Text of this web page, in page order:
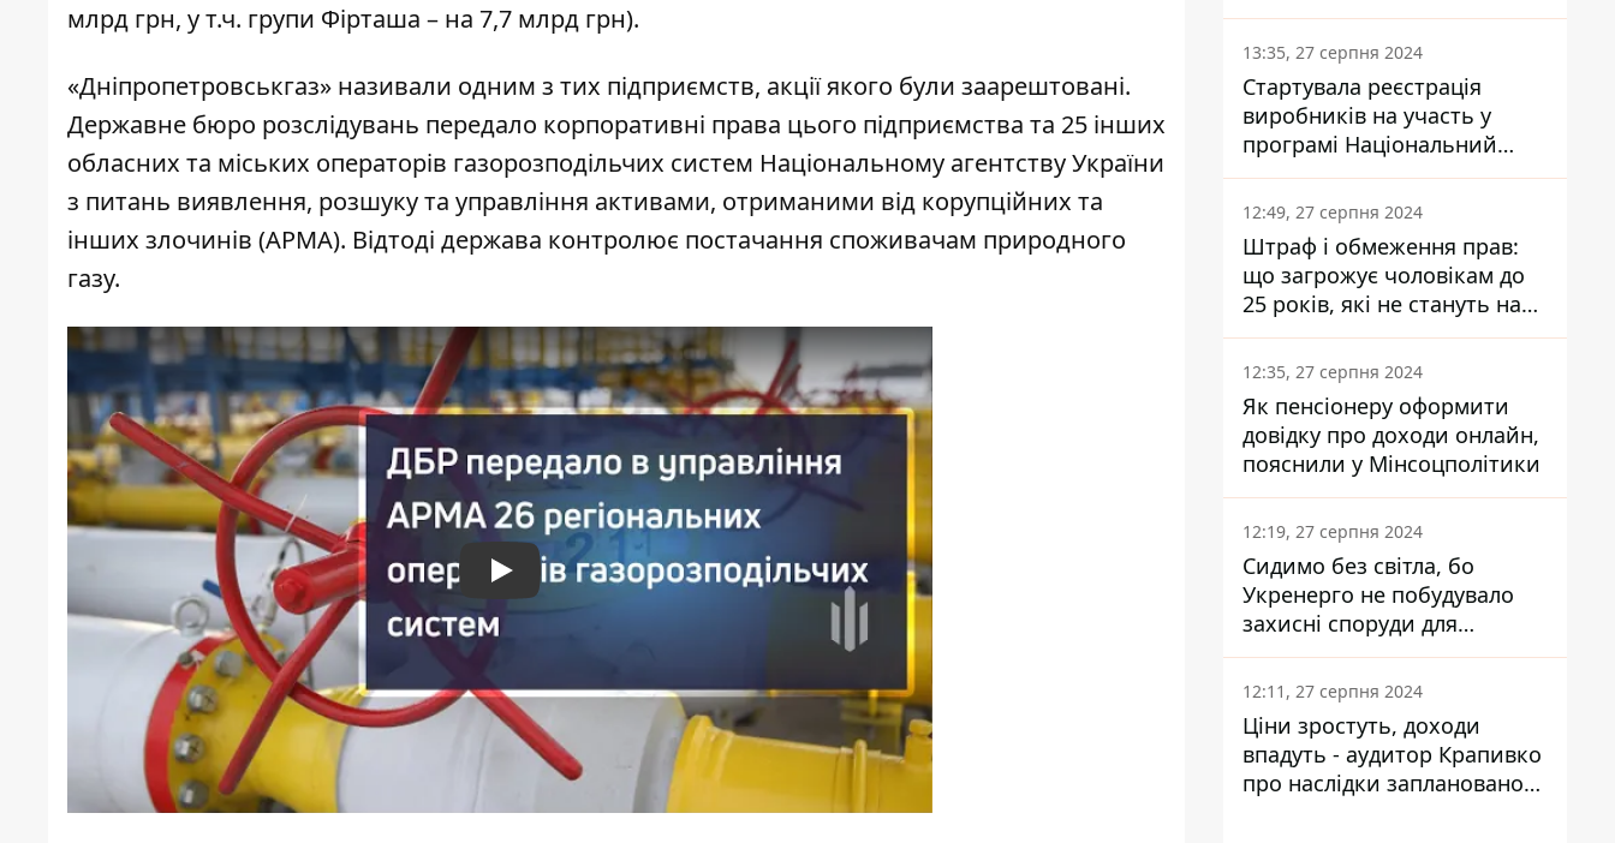
млрд грн, у т.ч. групи Фірташа – на 7,7 млрд грн).
«Дніпропетровськгаз» називали одним з тих підприємств, акції якого були заарештовані.
Державне бюро розслідувань передало корпоративні права цього підприємства та 25 інших
обласних та міських операторів газорозподільчих систем Національному агентству України
з питань виявлення, розшуку та управління активами, отриманими від корупційних та
інших злочинів (АРМА). Відтоді держава контролює постачання споживачам природного
газу.
Play
13:35, 27 серпня 2024
Стартувала реєстрація
виробників на участь у
програмі Національний
кешбек: як це зробити
через портал Дія
12:49, 27 серпня 2024
Штраф і обмеження прав:
що загрожує чоловікам до
25 років, які не стануть на
військовий облік
12:35, 27 серпня 2024
Як пенсіонеру оформити
довідку про доходи онлайн,
пояснили у Мінсоцполітики
12:19, 27 серпня 2024
Сидимо без світла, бо
Укренерго не побудувало
захисні споруди для
енергетики - нардеп
Кучеренко
12:11, 27 серпня 2024
Ціни зростуть, доходи
впадуть - аудитор Крапивко
про наслідки запланованого